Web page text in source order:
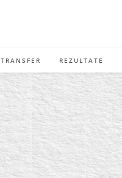
TRANSFER REZULTATE